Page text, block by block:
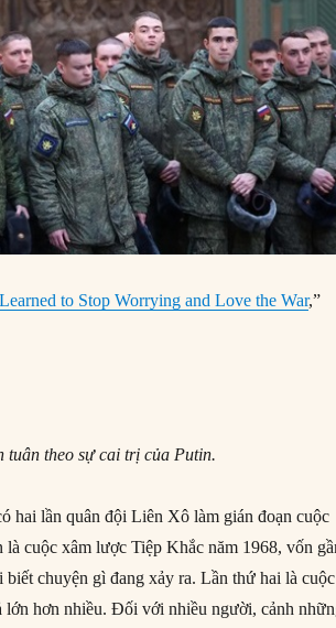
to Stop Worrying and Love the War,”
theo sự cai trị của Putin.
hai lần quân đội Liên Xô làm gián đoạn cuộc
cuộc xâm lược Tiệp Khắc năm 1968, vốn
chuyện gì đang xảy ra. Lần thứ hai là cuộc
lớn hơn nhiều. Đối với nhiều người, cảnh